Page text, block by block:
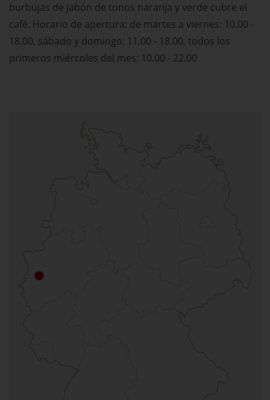
burbujas de jabón de tonos naranja y verde cubre el
café. Horario de apertura: de martes a viernes: 10.00 -
18.00, sábado y domingo: 11.00 - 18.00, todos los
primeros miércoles del mes: 10.00 - 22.00